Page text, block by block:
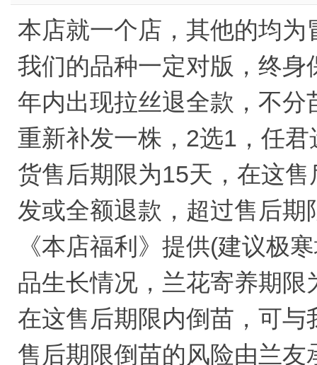
本店就一个店，其他的均
我们的品种一定对版，终
年内出现拉丝退全款，不
重新补发一株，2选1，任
货售后期限为15天，在这
发或全额退款，超过售后
《本店福利》提供(建议极
品生长情况，兰花寄养期
在这售后期限内倒苗，可
售后期限倒苗的风险由兰